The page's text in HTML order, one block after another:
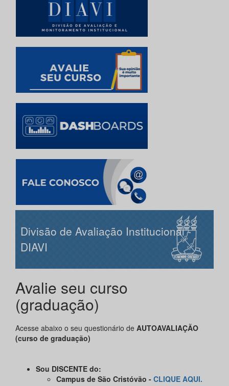
Divisão de Avaliação Institucional -
DIAVI
Avalie seu curso
(graduação)
Acesse abaixo o seu questionário de AUTOAVALIAÇÃO
(curso de graduação)
Sou DISCENTE do:
Campus de São Cristóvão - CLIQUE AQUI.